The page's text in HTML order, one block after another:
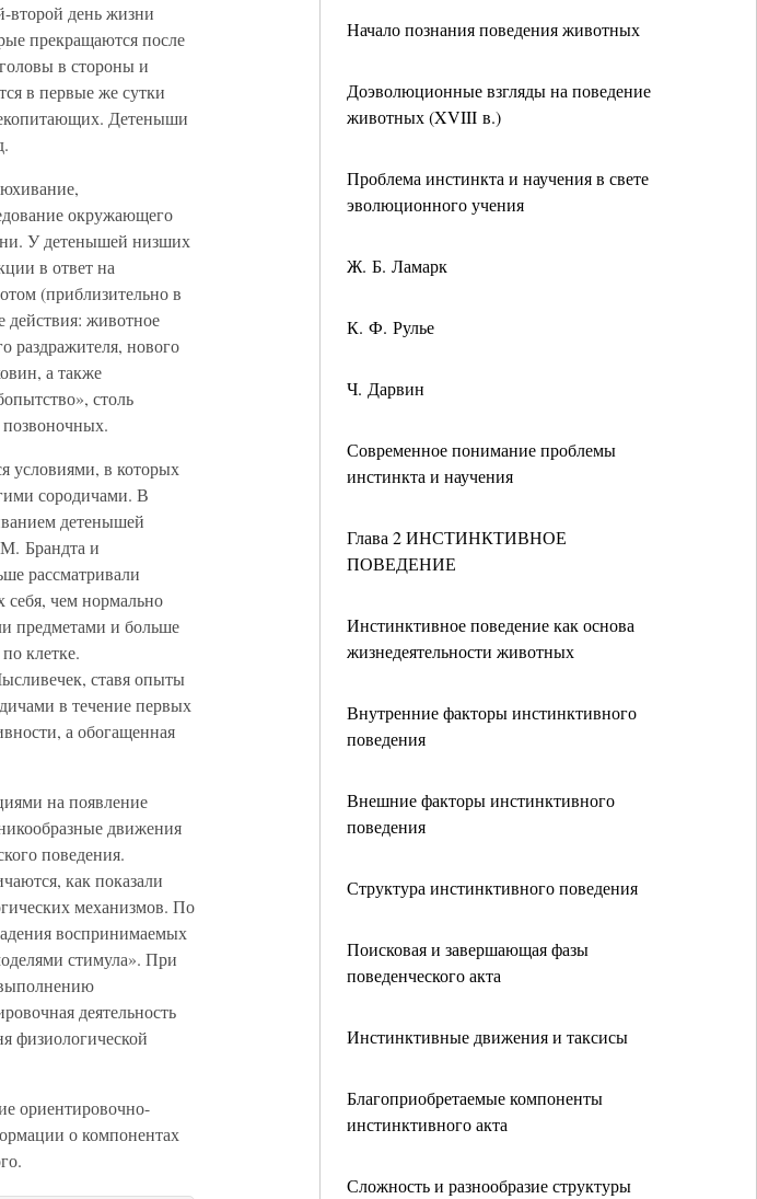
Начало познания поведения животных
Доэволюционные взгляды на поведение
животных (XVIII в.)
Проблема инстинкта и научения в свете
эволюционного учения
Ж. Б. Ламарк
К. Ф. Рулье
Ч. Дарвин
Современное понимание проблемы
инстинкта и научения
Глава 2 ИНСТИНКТИВНОЕ
ПОВЕДЕНИЕ
Инстинктивное поведение как основа
жизнедеятельности животных
Внутренние факторы инстинктивного
поведения
Внешние факторы инстинктивного
поведения
Структура инстинктивного поведения
Поисковая и завершающая фазы
поведенческого акта
Инстинктивные движения и таксисы
Благоприобретаемые компоненты
инстинктивного акта
Сложность и разнообразие структуры
второй день жизни
прекращаются после
в стороны и
в первые же сутки
Детеныши
окружающего
У детенышей низших
в ответ на
(приблизительно в
действия: животное
раздражителя, нового
а также
столь
условиями, в которых
сородичами. В
детенышей
Брандта и
рассматривали
чем нормально
предметами и больше
клетке.
ставя опыты
в течение первых
а обогащенная
на появление
движения
поведения.
как показали
механизмов. По
воспринимаемых
стимула». При
деятельность
физиологической
ориентировочно-
о компонентах